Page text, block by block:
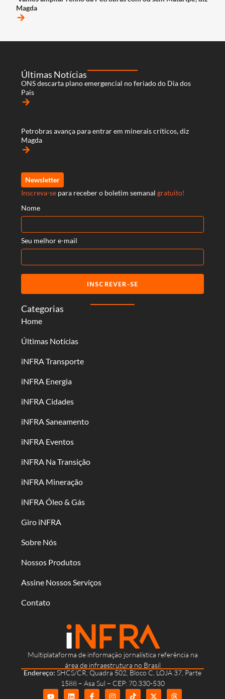
Magda
arrow_forward
Multiplataforma de informação jornalística referência na
área de infraestrutura no Brasil
Endereço: SHCS/CR, Quadra 502, Bloco C, LOJA 37, Parte
1588 – Asa Sul – CEP: 70.330-530
Categorias
Home
Últimas Notícias
iNFRA Transporte
iNFRA Energia
iNFRA Cidades
iNFRA Saneamento
iNFRA Eventos
iNFRA Na Transição
iNFRA Mineração
iNFRA Óleo & Gás
Giro iNFRA
Sobre Nós
Nossos Produtos
Assine Nossos Serviços
Contato
Últimas Notícias
ONS descarta plano emergencial no feriado do Dia dos
Pais
arrow_forward
Petrobras avança para entrar em minerais críticos, diz
Magda
arrow_forward
Newsletter
Inscreva-se para receber o boletim semanal gratuito!
Nome
Seu melhor e-mail
INSCREVER-SE